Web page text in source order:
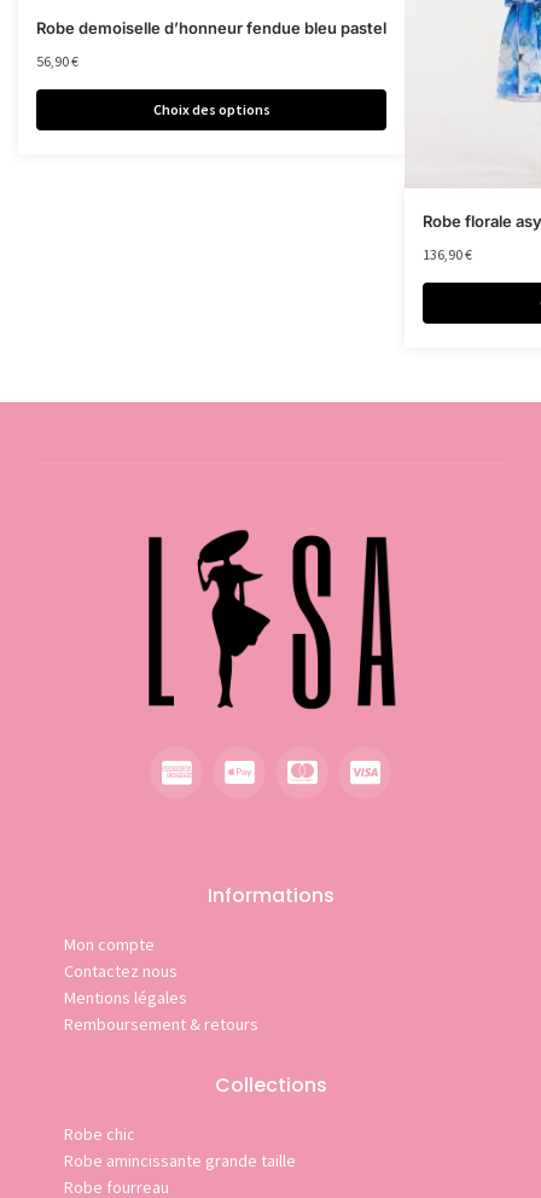
Robe demoiselle d’honneur fendue bleu pastel
56,90€
Choix des options
Robe florale
136,90€
Informations
Mon compte
Contactez nous
Mentions légales
Remboursement & retours
Collections
Robe chic
Robe amincissante grande taille
Robe fourreau